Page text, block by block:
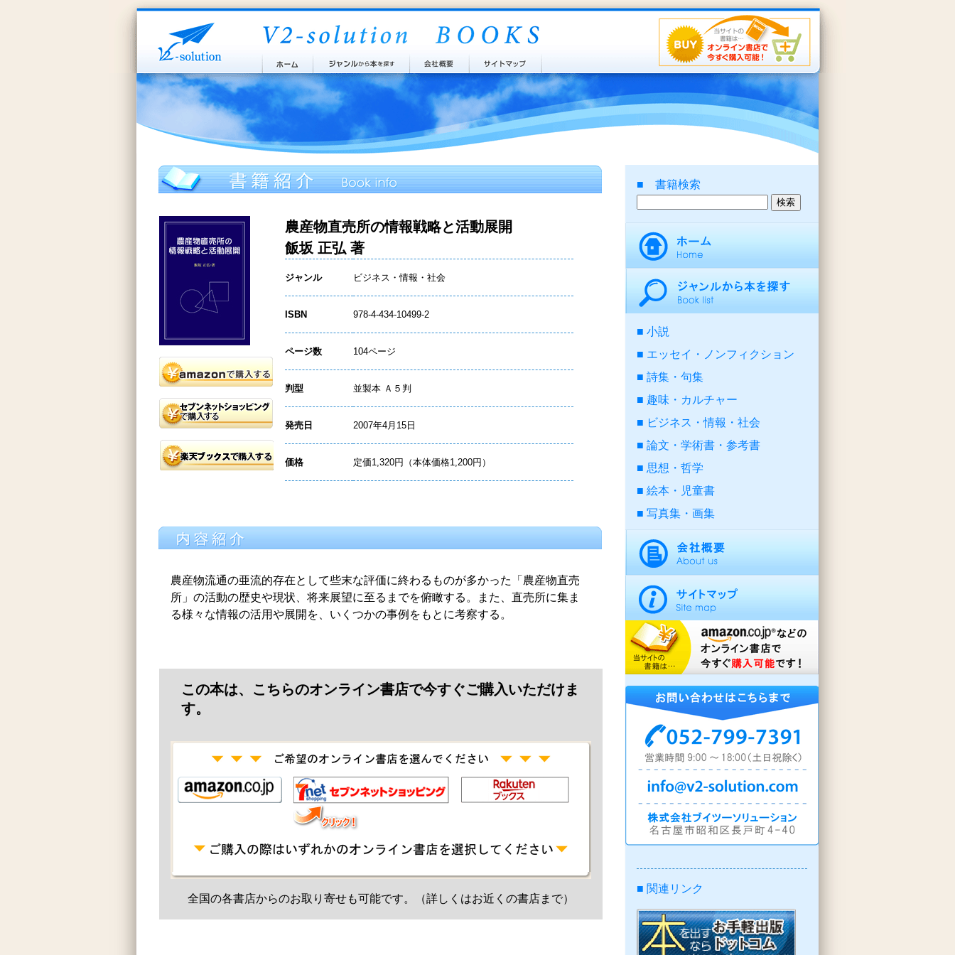
農産物直売所の情報戦略と活動展開
飯坂 正弘 著
ジャンル ビジネス・情報・社会
ISBN 978-4-434-10499-2
ページ数 104ページ
判型 並製本 Ａ５判
発売日 2007年4月15日
価格 定価1,320円（本体価格1,200円）
農産物流通の亜流的存在として些末な評価に終わるものが多かった「農産物直売
所」の活動の歴史や現状、将来展望に至るまでを俯瞰する。また、直売所に集ま
る様々な情報の活用や展開を、いくつかの事例をもとに考察する。
この本は、こちらのオンライン書店で今すぐご購入いただけま
す。
全国の各書店からのお取り寄せも可能です。（詳しくはお近くの書店まで）
■ 書籍検索
小説
エッセイ・ノンフィクション
詩集・句集
趣味・カルチャー
ビジネス・情報・社会
論文・学術書・参考書
思想・哲学
絵本・児童書
写真集・画集
■ 関連リンク